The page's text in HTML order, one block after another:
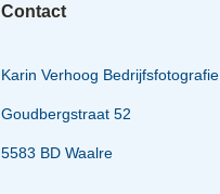
Contact
Karin Verhoog Bedrijfsfotografie
Goudbergstraat 52
5583 BD Waalre